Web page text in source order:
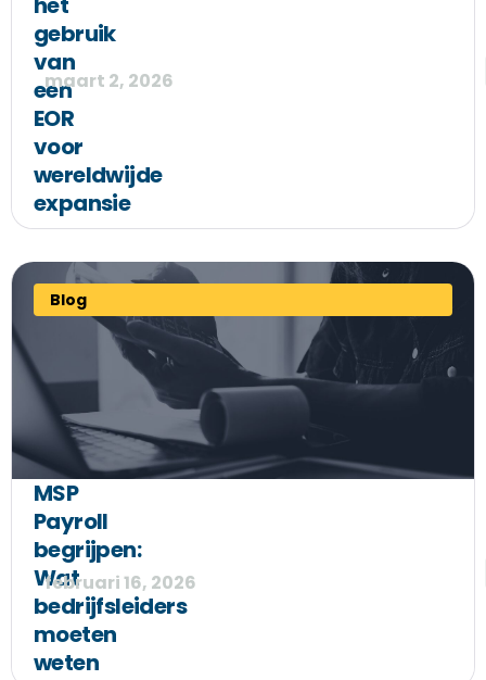
gebruik
van
een
EOR
voor
wereldwijde
expansie
maart 2, 2026
Blog
MSP
Payroll
begrijpen:
Wat
bedrijfsleiders
moeten
weten
februari 16, 2026